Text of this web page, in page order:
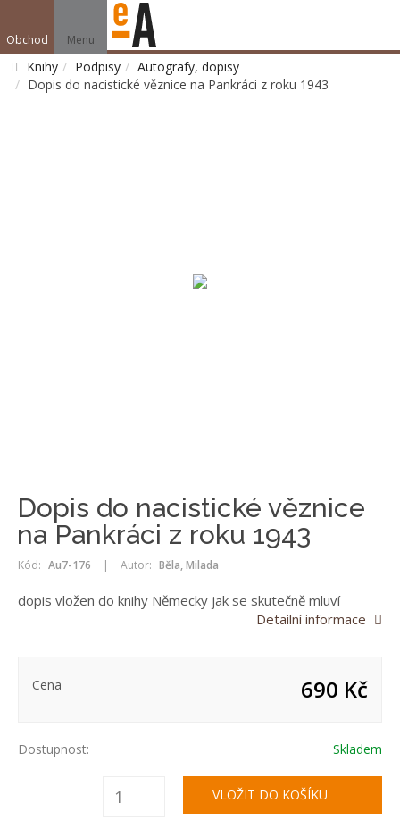
Obchod Menu
Knihy Podpisy
Autografy, dopisy
Dopis do nacistické věznice na Pankráci z roku 1943
Dopis do nacistické věznice
na Pankráci z roku 1943
Kód: Au7-176 | Autor: Běla, Milada
dopis vložen do knihy Německy jak se skutečně mluví
Detailní informace
Cena 690 Kč
Dostupnost: Skladem